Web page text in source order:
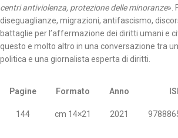
centri antiviolenza, protezione delle minoranze».
diseguaglianze, migrazioni, antifascismo,
battaglie per l’affermazione dei diritti umani e
questo e molto altro in una conversazione tra
politica e una giornalista esperta di diritti.
Pagine
144
Formato
cm 14×21
Anno
2021